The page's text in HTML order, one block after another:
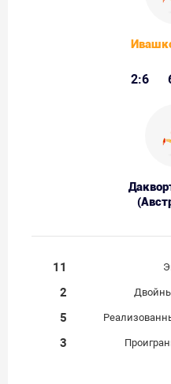
2:6
11
2
5
3